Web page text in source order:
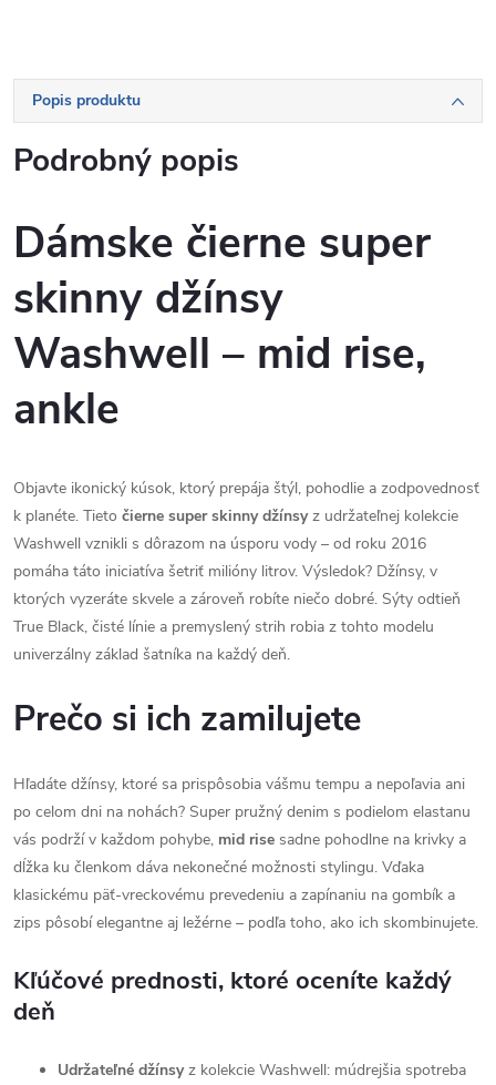
Popis produktu
Podrobný popis
Dámske čierne super
skinny džínsy
Washwell – mid rise,
ankle
Objavte ikonický kúsok, ktorý prepája štýl, pohodlie a zodpovednosť
k planéte. Tieto čierne super skinny džínsyz udržateľnej kolekcie
Washwell vznikli s dôrazom na úsporu vody – od roku 2016
pomáha táto iniciatíva šetriť milióny litrov. Výsledok? Džínsy, v
ktorých vyzeráte skvele a zároveň robíte niečo dobré. Sýty odtieň
True Black, čisté línie a premyslený strih robia z tohto modelu
univerzálny základ šatníka na každý deň.
Prečo si ich zamilujete
Hľadáte džínsy, ktoré sa prispôsobia vášmu tempu a nepoľavia ani
po celom dni na nohách? Super pružný denim s podielom elastanu
vás podrží v každom pohybe, mid rise sadne pohodlne na krivky a
dĺžka ku členkom dáva nekonečné možnosti stylingu. Vďaka
klasickému päť-vreckovému prevedeniu a zapínaniu na gombík a
zips pôsobí elegantne aj ležérne – podľa toho, ako ich skombinujete.
Kľúčové prednosti, ktoré oceníte každý
deň
Udržateľné džínsyz kolekcie Washwell: múdrejšia spotreba